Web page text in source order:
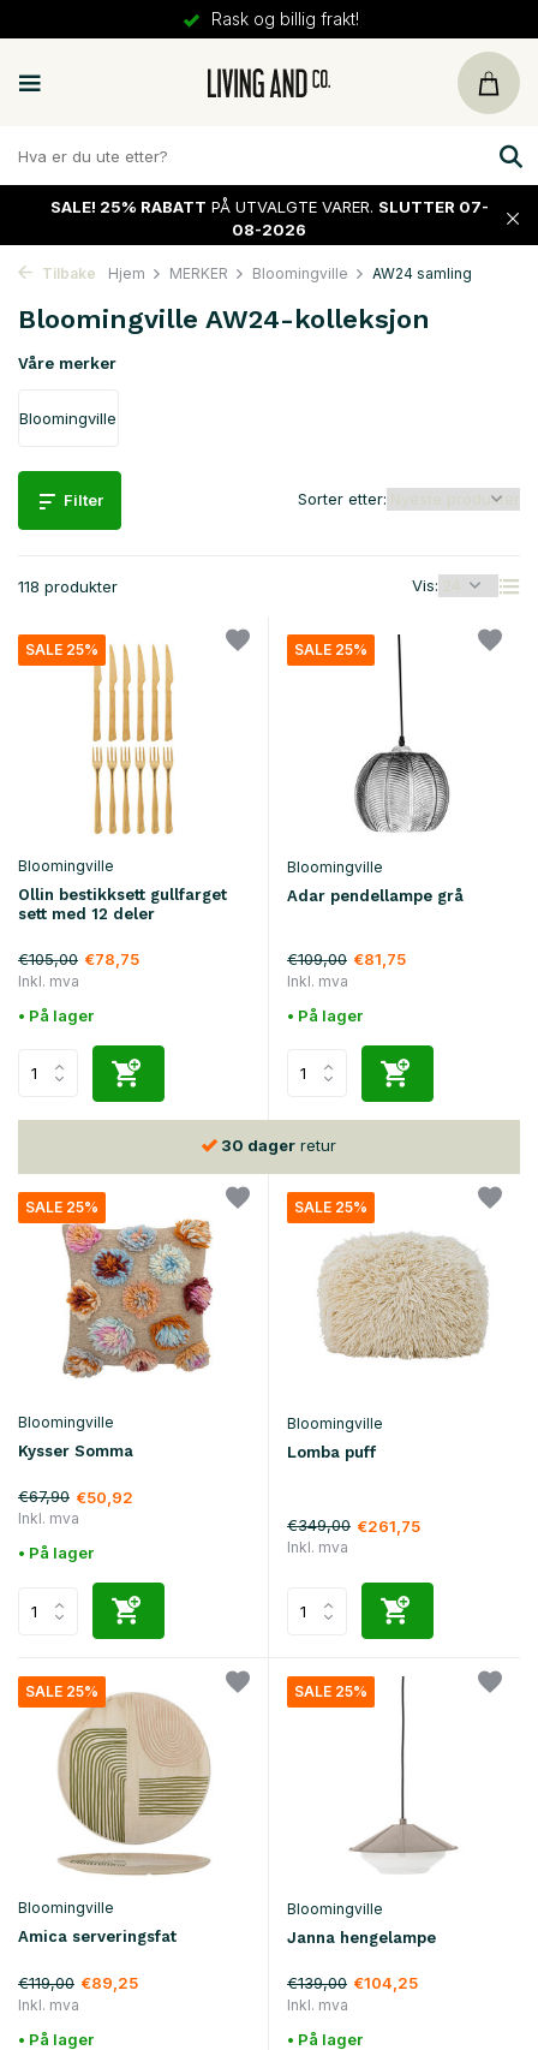
30 dagerretur
SALE! 25% RABATT PÅ UTVALGTE VARER. SLUTTER 07-
08-2026
Tilbake Hjem MERKER Bloomingville AW24 samling
Bloomingville AW24-kolleksjon
Våre merker
Bloomingville
Filter
118 produkter Vis:
Sorter etter:
SALE 25%
Bloomingville
Ollin bestikksett gullfarget
sett med 12 deler
€105,00 €78,75
Inkl. mva
• På lager
SALE 25%
Bloomingville
Adar pendellampe grå
€109,00 €81,75
Inkl. mva
• På lager
30 dagerretur
SALE 25%
Bloomingville
Kysser Somma
€67,90 €50,92
Inkl. mva
• På lager
SALE 25%
Bloomingville
Lomba puff
€349,00 €261,75
Inkl. mva
SALE 25%
Bloomingville
Amica serveringsfat
€119,00 €89,25
Inkl. mva
• På lager
SALE 25%
Bloomingville
Janna hengelampe
€139,00 €104,25
Inkl. mva
• På lager